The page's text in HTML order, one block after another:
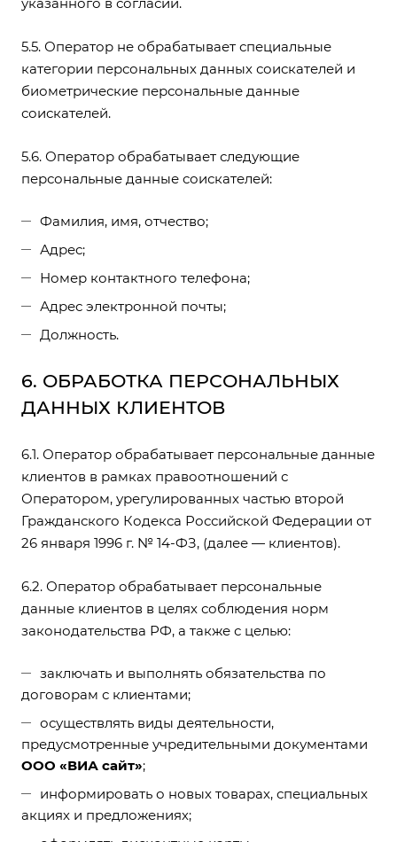
5.5. Оператор не обрабатывает специальные
категории персональных данных соискателей и
биометрические персональные данные
соискателей.
5.6. Оператор обрабатывает следующие
персональные данные соискателей:
Фамилия, имя, отчество;
Адрес;
Номер контактного телефона;
Адрес электронной почты;
Должность.
6. ОБРАБОТКА ПЕРСОНАЛЬНЫХ
ДАННЫХ КЛИЕНТОВ
6.1. Оператор обрабатывает персональные данные
клиентов в рамках правоотношений с
Оператором, урегулированных частью второй
Гражданского Кодекса Российской Федерации от
26 января 1996 г. № 14-ФЗ, (далее — клиентов).
6.2. Оператор обрабатывает персональные
данные клиентов в целях соблюдения норм
законодательства РФ, а также с целью:
заключать и выполнять обязательства по
договорам с клиентами;
осуществлять виды деятельности,
предусмотренные учредительными документами
OOO «ВИА сайт»;
информировать о новых товарах, специальных
акциях и предложениях;